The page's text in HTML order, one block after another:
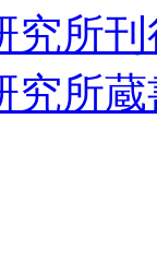
究所
究所